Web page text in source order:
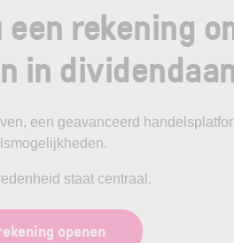
een rekening
in
een geavanceerd
staat centraal.
openen